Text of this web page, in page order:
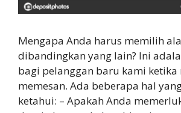
Mengapa Anda harus memilih
dibandingkan yang lain? Ini
bagi pelanggan baru kami ketika
memesan. Ada beberapa hal
ketahui: – Apakah Anda